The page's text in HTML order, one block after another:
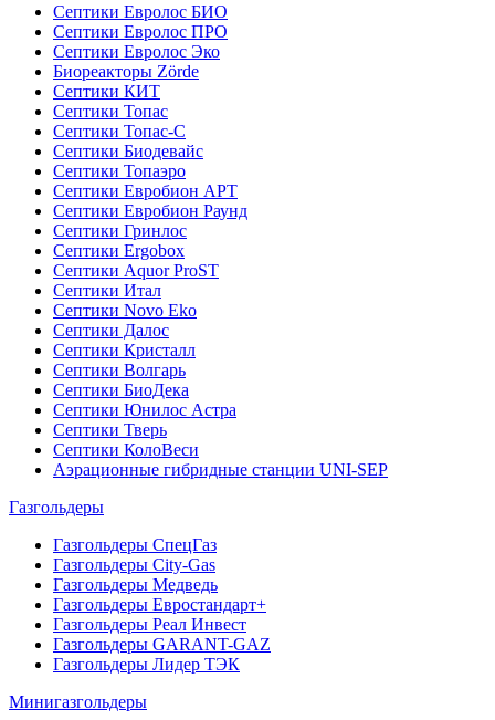
Септики Евролос БИО
Септики Евролос ПРО
Септики Евролос Эко
Биореакторы Zörde
Септики КИТ
Септики Топас
Септики Топас-С
Септики Биодевайс
Септики Топаэро
Септики Евробион АРТ
Септики Евробион Раунд
Септики Гринлос
Септики Ergobox
Септики Aquor ProST
Септики Итал
Септики Novo Eko
Септики Далос
Септики Кристалл
Септики Волгарь
Септики БиоДека
Септики Юнилос Астра
Септики Тверь
Септики КолоВеси
Аэрационные гибридные станции UNI-SEP
Газгольдеры
Газгольдеры СпецГаз
Газгольдеры City-Gas
Газгольдеры Медведь
Газгольдеры Евростандарт+
Газгольдеры Реал Инвест
Газгольдеры GARANT-GAZ
Газгольдеры Лидер ТЭК
Минигазгольдеры